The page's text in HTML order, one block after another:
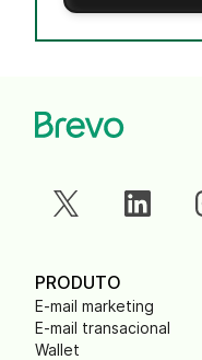
PRODUTO
E-mail marketing
E-mail transacional
Wallet